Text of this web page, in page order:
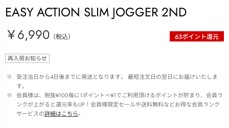
EASY ACTION SLIM JOGGER 2ND
￥6,990 （税込） 63ポイント還元
再入荷お知らせ
※ 受注当日から4日後までに発送となります。 最短注文日の翌日にお届けいたしま
す。
※ 会員様は、税抜¥100毎に1ポイント＝¥1でご利用頂けるポイントが貯まり、会員ラ
ンクが上がると還元率もUP！会員様限定セールや送料無料などお得な会員ランク
サービスの詳細はこちら。